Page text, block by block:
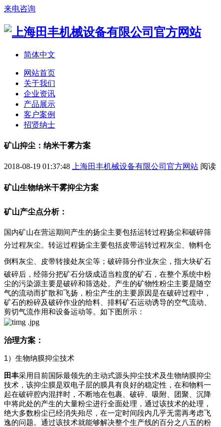
来电咨询
简体中文
网站首页
关于我们
企业资讯
产品展示
客户案例
招贤纳士
矿山抑尘：纳米干雾方案
2018-08-19 01:37:48 上海田丰机械设备有限公司官方网站 阅读
矿山生物纳米干雾抑尘方案
矿山产尘点分析：
国内矿山在营运期间产生的扬尘主要包括运转过程扬尘和破碎筛
分过程灰尘。转运过程扬尘主要包括皮带运转过程灰尘、物料仓
倒料灰尘、皮带转接处灰尘等；破碎筛分作业灰尘，指大块矿石
破碎后，经筛分把矿石分级成适当粒度的矿石，在整个系统中粉
尘的污染源主要是破碎和筛选处。产生的矿物性粉尘主要是随空
气的流动而扩散和飞扬，粉尘产生的主要原因是在破碎过程中，
矿石的粉碎及破碎作业的给料、排料矿石运动诱导的空气流动、
剪切气流作用和设备运动等。如下图所示：
治理方案：
1）生物纳膜抑尘技术
田丰采用目前国际最领先的主动式源头抑尘技术及生物纳膜抑尘
技术，该抑尘膜是双电子层的膜具有良好的稳定性，在和物料一
起在破碎腔内混拌时，不断地在包裹、破碎、吸附、团聚、沉降
中将此处的产生的大量粉尘进行全面处理，通过该技术的处理，
绝大多数粉尘已经消失殆尽，在一定时间段内几乎无需再考虑飞
逸的问题。通过该技术就能够解决整个生产线的百分之八五的粉